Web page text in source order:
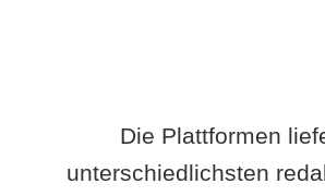
Die Plattformen
unterschiedlichsten